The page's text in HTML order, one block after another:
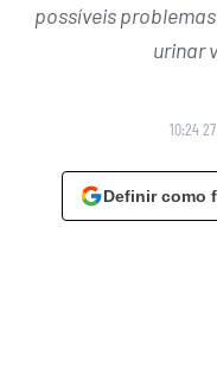
possíveis
urinar
10:24
Definir como